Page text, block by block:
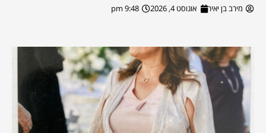
מירב בן יאיר אוגוסט 4, 2026 9:48 pm